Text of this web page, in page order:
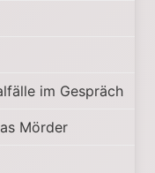
im Gespräch
Mörder